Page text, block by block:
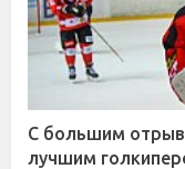
С большим
лучшим